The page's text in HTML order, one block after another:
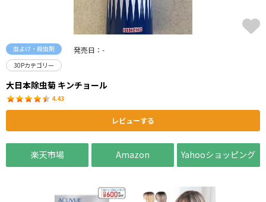
虫よけ・殺虫剤 発売日：-
30Pカテゴリー
大日本除虫菊 キンチョール
4.43
レビューする
楽天市場 Amazon Yahooショッピング